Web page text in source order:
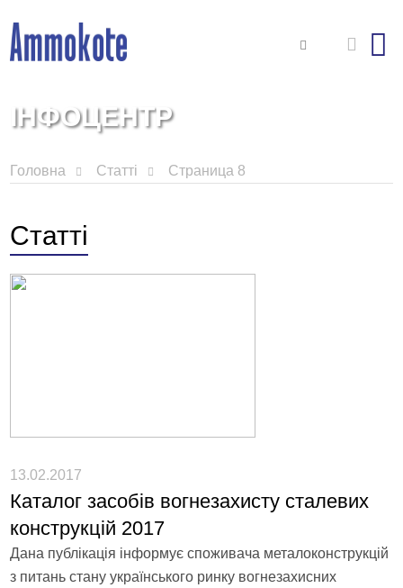
ІНФОЦЕНТР
Головна Статті Страница 8
Статті
13.02.2017
Каталог засобів вогнезахисту сталевих
конструкцій 2017
Дана публікація інформує споживача металоконструкцій
з питань стану українського ринку вогнезахисних